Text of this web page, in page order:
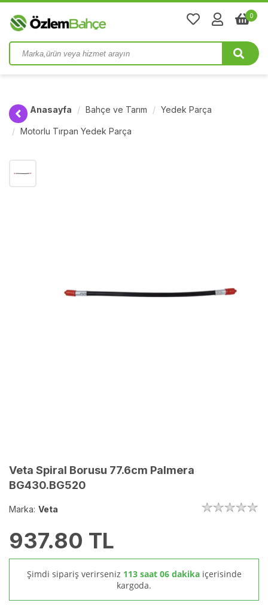
0
Anasayfa Bahçe ve Tarım Yedek Parça
Motorlu Tırpan Yedek Parça
Veta Spiral Borusu 77.6cm Palmera
BG430.BG520
Marka: Veta
937.80 TL
Şimdi sipariş verirseniz 113 saat 06 dakika içerisinde
kargoda.